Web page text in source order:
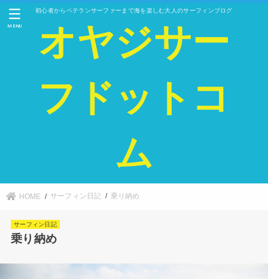
初心者からベテランサーファーまで海を楽しむ大人のサーフィンブログ
オヤジサー
フドットコ
ム
MENU
HOME サーフィン日記 乗り納め
サーフィン日記
乗り納め